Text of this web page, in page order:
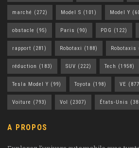
marché (272) Model S (101) Model Y
obstacle (95) Paris (90) PDG (122)
rapport (281) Robotaxi (188) Robotaxis
réduction (183) SUV (222) Tech (1958)
Tesla Model Y (99) Toyota (198) VE
Voiture (793) Vol (2307) États-Unis
A PROPOS